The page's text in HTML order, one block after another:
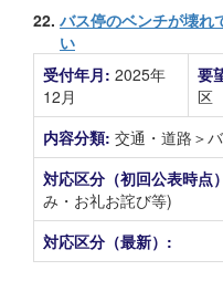
22. バス停のベンチが壊れ
い
受付年月: 2025年
12月
要
区
内容分類: 交通・道路＞
対応区分（初回公表時点
み・お礼お詫び等)
対応区分（最新）: